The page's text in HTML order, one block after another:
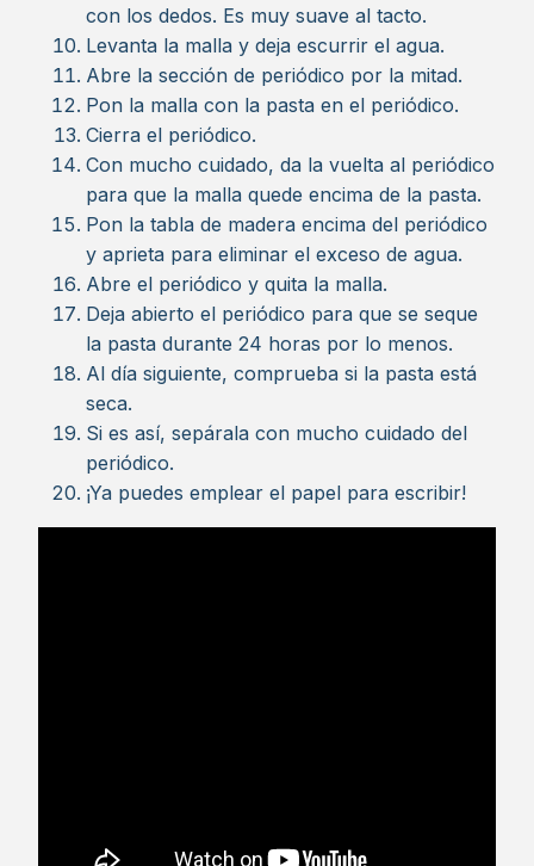
con los dedos. Es muy suave al tacto.
Levanta la malla y deja escurrir el agua.
Abre la sección de periódico por la mitad.
Pon la malla con la pasta en el periódico.
Cierra el periódico.
Con mucho cuidado, da la vuelta al periódico
para que la malla quede encima de la pasta.
Pon la tabla de madera encima del periódico
y aprieta para eliminar el exceso de agua.
Abre el periódico y quita la malla.
Deja abierto el periódico para que se seque
la pasta durante 24 horas por lo menos.
Al día siguiente, comprueba si la pasta está
seca.
Si es así, sepárala con mucho cuidado del
periódico.
¡Ya puedes emplear el papel para escribir!